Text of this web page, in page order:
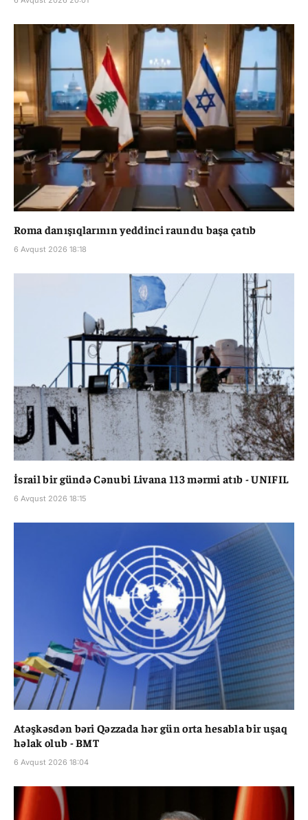
Roma danışıqlarının yeddinci raundu başa çatıb
6 Avqust 2026 18:18
İsrail bir gündə Cənubi Livana 113 mərmi atıb - UNIFIL
6 Avqust 2026 18:15
Atəşkəsdən bəri Qəzzada hər gün orta hesabla bir uşaq
həlak olub - BMT
6 Avqust 2026 18:04